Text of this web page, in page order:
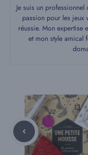
Je suis un
passion pour les jeux
réussie. Mon expertise
et mon style amical